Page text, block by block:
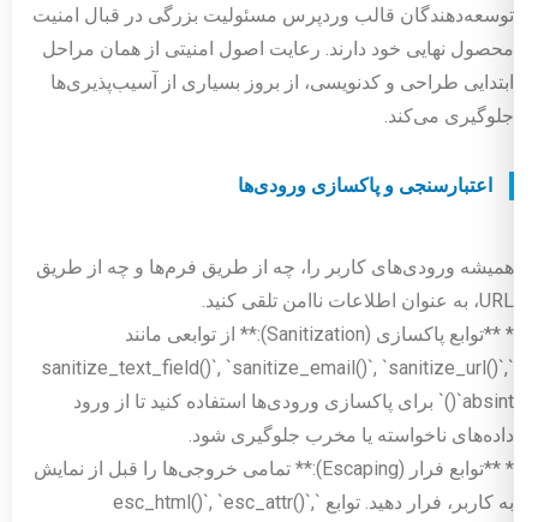
توسعه‌دهندگان قالب وردپرس مسئولیت بزرگی در قبال امنیت
محصول نهایی خود دارند. رعایت اصول امنیتی از همان مراحل
ابتدایی طراحی و کدنویسی، از بروز بسیاری از آسیب‌پذیری‌ها
جلوگیری می‌کند.
اعتبارسنجی و پاکسازی ورودی‌ها
همیشه ورودی‌های کاربر را، چه از طریق فرم‌ها و چه از طریق
URL، به عنوان اطلاعات ناامن تلقی کنید.
* **توابع پاکسازی (Sanitization):** از توابعی مانند
`sanitize_text_field()`, `sanitize_email()`, `sanitize_url()`,
`absint()` برای پاکسازی ورودی‌ها استفاده کنید تا از ورود
داده‌های ناخواسته یا مخرب جلوگیری شود.
* **توابع فرار (Escaping):** تمامی خروجی‌ها را قبل از نمایش
به کاربر، فرار دهید. توابع `esc_html()`, `esc_attr()`,